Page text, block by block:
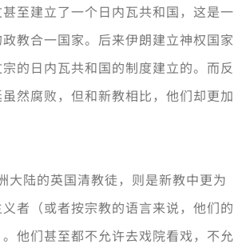
至建立了一个日内瓦共和国，这是一
教合一国家。后来伊朗建立神权国家
的日内瓦共和国的制度建立的。而反
然腐败，但和新教相比，他们却更加
大陆的英国清教徒，则是新教中更为
者（或者按宗教的语言来说，他们的
他们甚至都不允许去戏院看戏，不允